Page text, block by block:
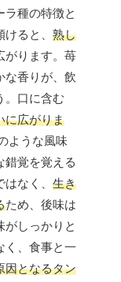
ラ種の特徴と
ると、 熟し
がります。苺
な香りが、飲
。口に含む
に広がりま
ような風味
錯覚を覚える
なく、 生き
ため、後味は
がしっかりと
く、食事と一
因となるタン